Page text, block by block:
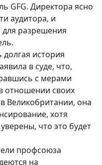
GFG. Директора ясно
аудитора, и
разрешения
история
в суде, что,
с мерами
отношении своих
Великобритании, она
хотя
что это будет
профсоюза
на